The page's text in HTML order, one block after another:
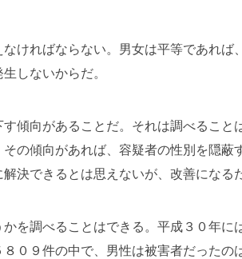
ければならない。男女は平等であれば
しないからだ。
傾向があることだ。それは調べること
の傾向があれば、容疑者の性別を隠蔽
決できるとは思えないが、改善になる
を調べることはできる。平成３０年に
０９件の中で、男性は被害者だったの